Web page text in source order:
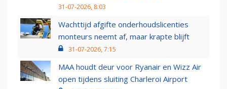
31-07-2026, 8:03
Wachttijd afgifte onderhoudslicenties
monteurs neemt af, maar krapte blijft
31-07-2026, 7:15
MAA houdt deur voor Ryanair en Wizz Air
open tijdens sluiting Charleroi Airport